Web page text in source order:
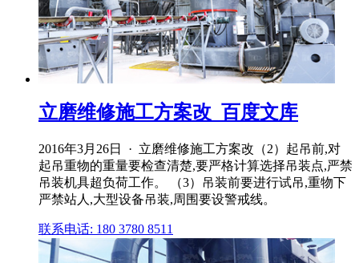
立磨维修施工方案改_百度文库
2016年3月26日 · 立磨维修施工方案改（2）起吊前,对
起吊重物的重量要检查清楚,要严格计算选择吊装点,严禁
吊装机具超负荷工作。 （3）吊装前要进行试吊,重物下
严禁站人,大型设备吊装,周围要设警戒线。
联系电话: 180 3780 8511